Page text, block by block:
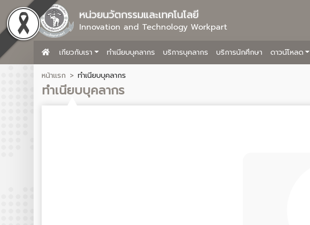
หน่วยนวัตกรรมและเทคโนโลยี
Innovation and Technology Workpart
เกียวกับเรา ทำเนียบบุคลากร บริการบุคลากร บริการนักศึกษา ดาวน์โหลด
หน้าแรก ทำเนียบบุคลากร
ทำเนียบบุคลากร